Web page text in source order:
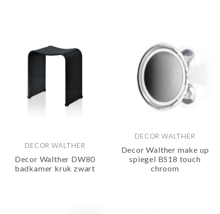
DECOR WALTHER
Decor Walther DW80
badkamer kruk zwart
DECOR WALTHER
Decor Walther make up
spiegel BS18 touch
chroom